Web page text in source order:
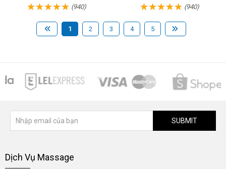
(940) (940)
1 2 3 4 5
SUBMIT
Dịch Vụ Massage